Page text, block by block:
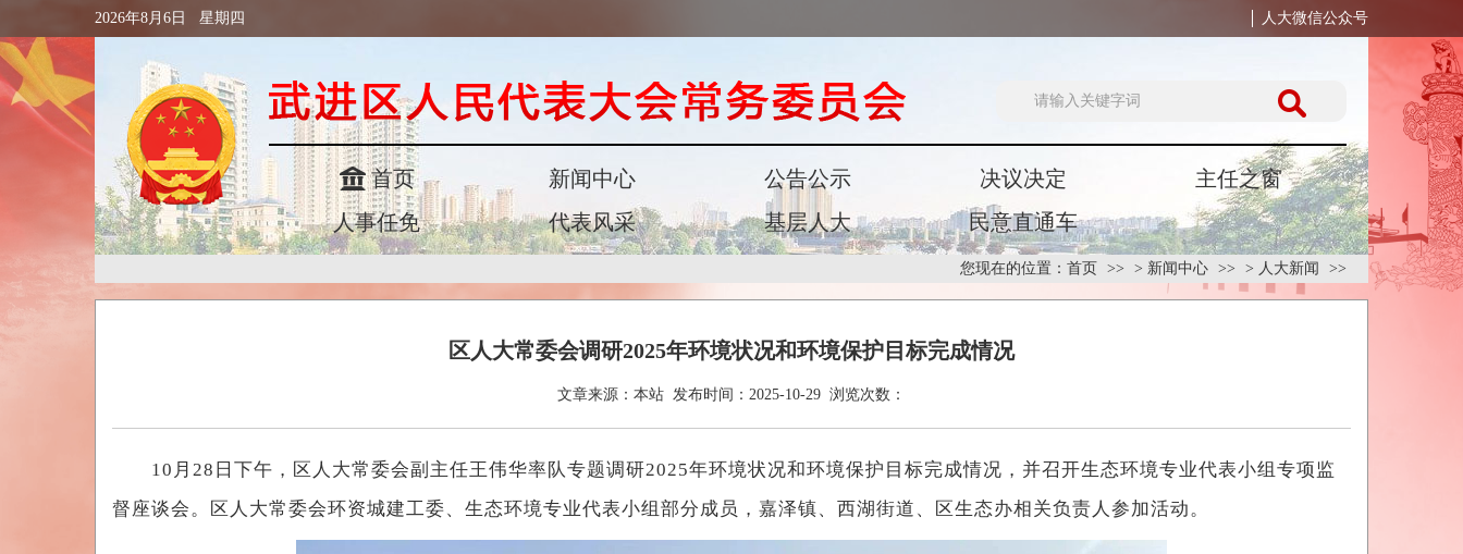
2026年8月6日 星期四 人大微信公众号
首页 新闻中心 公告公示 决议决定
主任之窗
人事任免
代表风采 基层人大 民意直通车
您现在的位置： 首页 > 新闻中心 > 人大新闻
区人大常委会调研2025年环境状况和环境保护目标完成情况
文章来源： 本站 发布时间： 2025-10-29 浏览次数：
10月28日下午，区人大常委会副主任王伟华率队专题调研2025年环境状况和环境保护目标完成情况，并召开生态环境专业代表小组专项监
督座谈会。区人大常委会环资城建工委、生态环境专业代表小组部分成员，嘉泽镇、西湖街道、区生态办相关负责人参加活动。